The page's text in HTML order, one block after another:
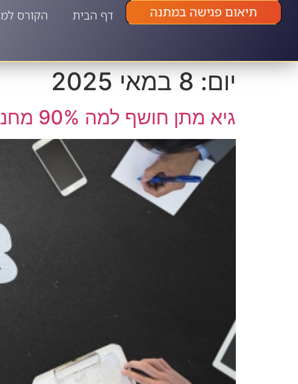
תיאום פגישה במתנה דף הבית הקורס
יום:8 במאי 2025
גיא מתן חושף למה 90% מחנויות Etsy נכשלות ו-10% פורחות